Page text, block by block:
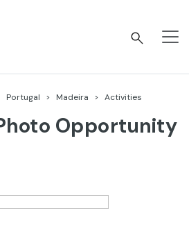
Portugal Madeira Activities
Opportunity